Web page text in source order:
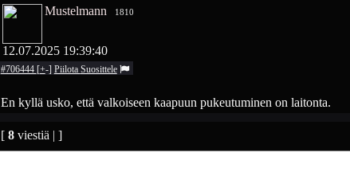
Mustelmann 1810
12.07.2025 19:39:40
#706444 [+-] Piilota Suosittele
En kyllä usko, että valkoiseen kaapuun pukeutuminen on laitonta.
[ 8viestiä | ]